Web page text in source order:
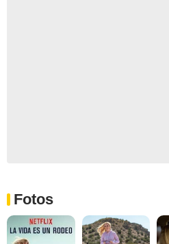
Fotos